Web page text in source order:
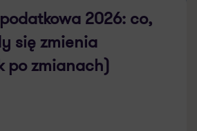
2026: co,
się zmienia
po zmianach)